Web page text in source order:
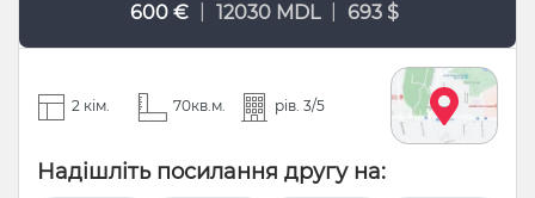
600 €
12030 MDL 693 $
2 кім. 70кв.м. рів. 3/5
Надішліть посилання другу на: